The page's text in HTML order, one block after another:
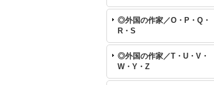
◎外国の作家／O・P・Q・
R・S
◎外国の作家／T・U・V・
W・Y・Z